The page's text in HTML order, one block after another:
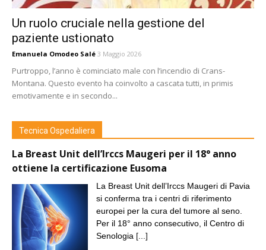
Un ruolo cruciale nella gestione del
paziente ustionato
Emanuela Omodeo Salé 3 Maggio 2026
Purtroppo, l’anno è cominciato male con l’incendio di Crans-
Montana. Questo evento ha coinvolto a cascata tutti, in primis
emotivamente e in secondo...
Tecnica Ospedaliera
La Breast Unit dell’Irccs Maugeri per il 18° anno
ottiene la certificazione Eusoma
La Breast Unit dell’Irccs Maugeri di Pavia
si conferma tra i centri di riferimento
europei per la cura del tumore al seno.
Per il 18° anno consecutivo, il Centro di
Senologia [...]